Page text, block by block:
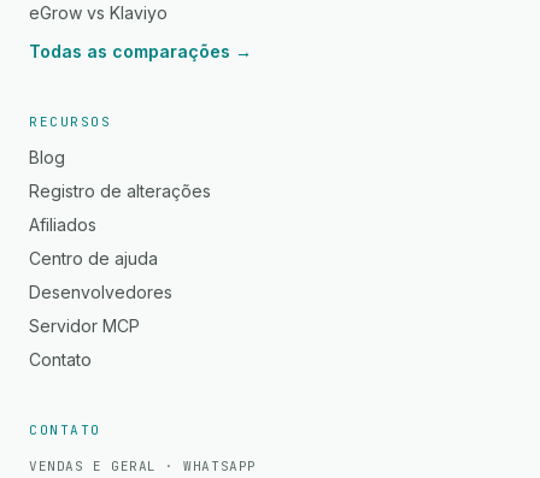
eGrow vs Klaviyo
Todas as comparações →
RECURSOS
Blog
Registro de alterações
Afiliados
Centro de ajuda
Desenvolvedores
Servidor MCP
Contato
CONTATO
VENDAS E GERAL · WHATSAPP